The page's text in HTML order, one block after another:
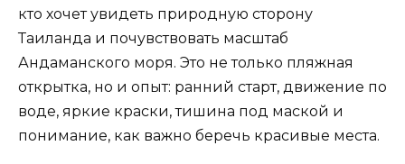
кто хочет увидеть природную сторону
Таиланда и почувствовать масштаб
Андаманского моря. Это не только пляжная
открытка, но и опыт: ранний старт, движение по
воде, яркие краски, тишина под маской и
понимание, как важно беречь красивые места.